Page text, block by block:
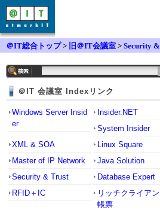
＠IT総合トップ> 旧＠IT会議室 > Security
＠IT 会議室 Indexリンク
Windows Server Insid
er
Insider.NET
System Insider
XML & SOA
Linux Square
Master of IP Network
Java Solution
Security & Trust
Database Expert
RFID＋IC
リッチクライア
帳票